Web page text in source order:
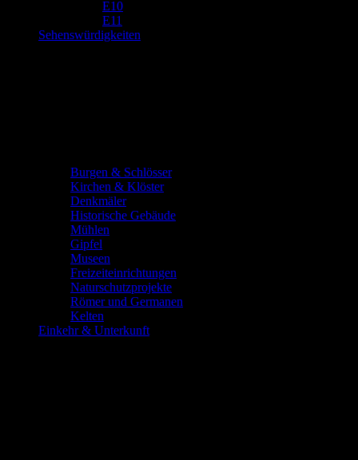
E10
E11
Sehenswürdigkeiten
Burgen & Schlösser
Kirchen & Klöster
Denkmäler
Historische Gebäude
Mühlen
Gipfel
Museen
Freizeiteinrichtungen
Naturschutzprojekte
Römer und Germanen
Kelten
Einkehr & Unterkunft